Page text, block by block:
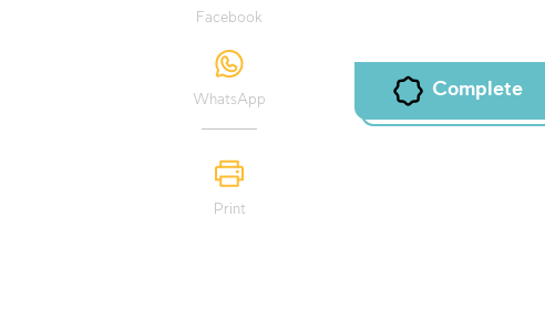
Facebook
WhatsApp
Print
Complete